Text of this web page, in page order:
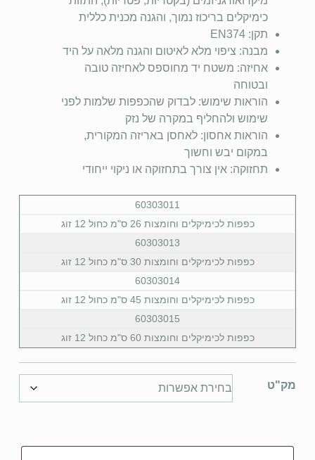
כימיקלים בריכוז נמוך, והגנה מכנית כללית
תקן: EN374
מבנה: ציפוי מלא לאיטום והגנה מלאה על היד
אחיזה: משטח יד מחוספס לאחיזה טובה
ובטוחה
הוראות שימוש: לבדוק שהכפפות שלמות לפני
שימוש ולהחליף במקרה של נזק
הוראות אחסון: לאחסן באריזה המקורית,
במקום יבש וחשוך
תחזוקה: אין צורך בתחזוקה או ניקוי ייחודי
60303011
כפפות לכימיקלים וחומצות 26 ס"מ כחול 12 זוג
60303013
כפפות לכימיקלים וחומצות 30 ס"מ כחול 12 זוג
60303014
כפפות לכימיקלים וחומצות 45 ס"מ כחול 12 זוג
60303015
כפפות לכימיקלים וחומצות 60 ס"מ כחול 12 זוג
מק"ט